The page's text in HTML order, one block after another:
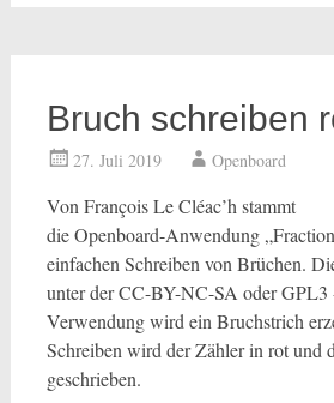
Bruch schreiben
27. Juli 2019 Openboard
Von François Le Cléac’h stammt
die Openboard-Anwendung
einfachen Schreiben von Brüchen.
unter der CC-BY-NC-SA oder
Verwendung wird ein Bruchstrich
Schreiben wird der Zähler in rot und
geschrieben.